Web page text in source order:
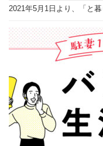
2021年5月1日より、「と